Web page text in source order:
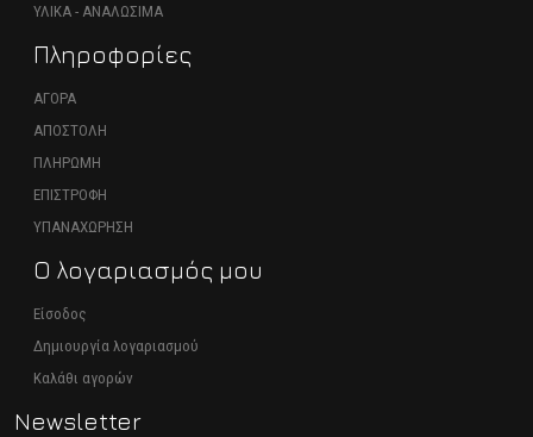
ΥΛΙΚΑ - ΑΝΑΛΩΣΙΜΑ
Πληροφορίες
ΑΓΟΡΑ
ΑΠΟΣΤΟΛΗ
ΠΛΗΡΩΜΗ
ΕΠΙΣΤΡΟΦΗ
ΥΠΑΝΑΧΩΡΗΣΗ
Ο λογαριασμός μου
Είσοδος
Δημιουργία λογαριασμού
Καλάθι αγορών
Newsletter